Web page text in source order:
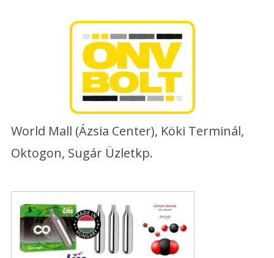
World Mall (Ázsia Center), Köki Terminál,
Oktogon, Sugár Üzletkp.